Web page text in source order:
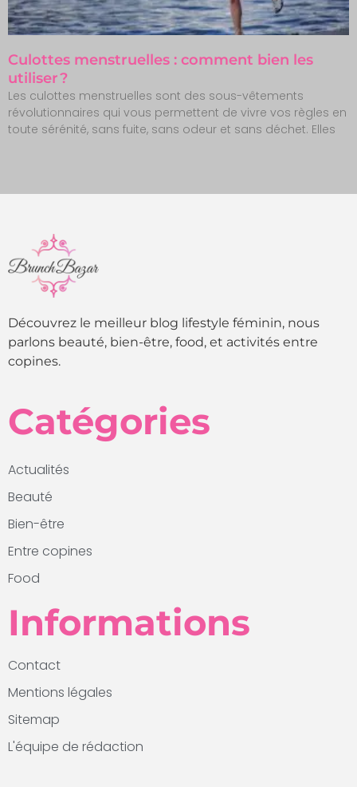
Culottes menstruelles : comment bien les
utiliser ?
Les culottes menstruelles sont des sous-vêtements
révolutionnaires qui vous permettent de vivre vos règles en
toute sérénité, sans fuite, sans odeur et sans déchet. Elles
Découvrez le meilleur blog lifestyle féminin, nous
parlons beauté, bien-être, food, et activités entre
copines.
Catégories
Actualités
Beauté
Bien-être
Entre copines
Food
Informations
Contact
Mentions légales
Sitemap
L'équipe de rédaction